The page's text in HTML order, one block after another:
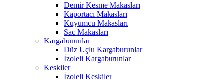
Demir Kesme Makasları
Kaportacı Makasları
Kuyumcu Makasları
Sac Makasları
Kargaburunlar
Düz Uçlu Kargaburunlar
İzoleli Kargaburunlar
Keskiler
İzoleli Keskiler